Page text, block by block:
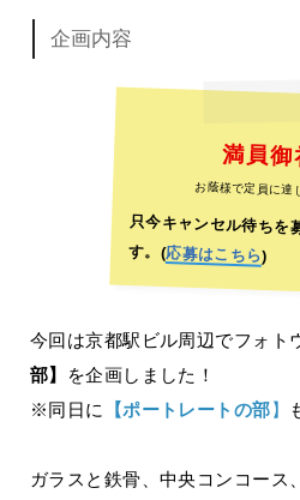
企画内容
満員御
お蔭様で定員に達
只今キャンセル待ちを
す。(応募はこちら)
今回は京都駅ビル周辺でフォト
部】
を企画しました！
※同日に
【ポートレートの部 】
ガラスと鉄骨、中央コンコース